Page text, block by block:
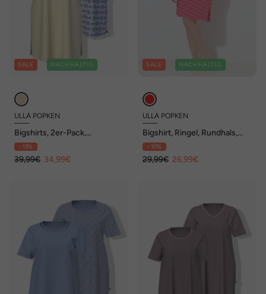
SALE NACHHALTIG
ULLA POPKEN
Bigshirts, 2er-Pack,
Rundhals/V-Ausschnitt,
Halbarm
- 13%
39,99€ 34,99€
SALE NACHHALTIG
ULLA POPKEN
Bigshirt, Ringel, Rundhals,
Halbarm, Biobaumwolle
- 10%
29,99€ 26,99€